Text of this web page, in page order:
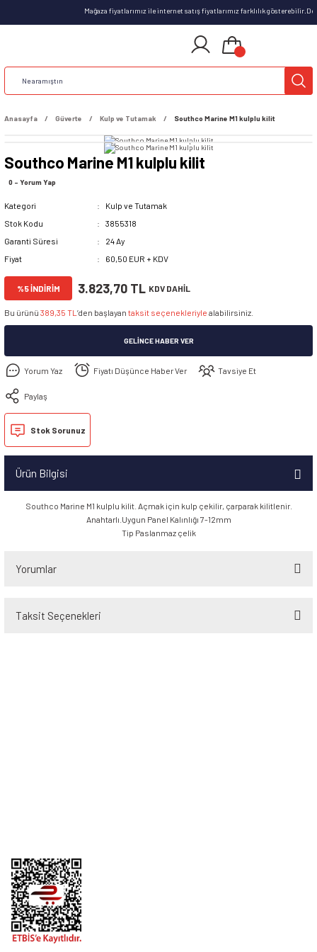
Mağaza fiyatlarımız ile internet satış fiyatlarımız farklılık
Anasayfa Güverte Kulp ve Tutamak Southco Marine M1 kulplu kilit
Southco Marine M1 kulplu kilit
0 - Yorum Yap
Kategori
Kulp ve Tutamak
Stok Kodu
3855318
Garanti Süresi
24 Ay
Fiyat
60,50 EUR + KDV
%5 İNDİRİM 3.823,70 TL KDV DAHİL
Bu ürünü 389,35 TL ’den başlayan taksit seçenekleriyle alabilirsiniz.
GELINCE HABER VER
Yorum Yaz Fiyatı Düşünce Haber Ver Tavsiye Et
Paylaş
Stok Sorunuz
Ürün Bilgisi
Southco Marine M1 kulplu kilit. Açmak için kulp çekilir, çarparak kilitlenir.
Anahtarlı.Uygun Panel Kalınlığı 7-12mm
Tip Paslanmaz çelik
Yorumlar
Taksit Seçenekleri